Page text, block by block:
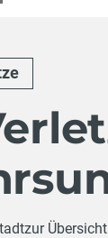
zur Übersicht